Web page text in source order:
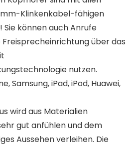
Klinkenkabel-fähigen
können auch Anrufe
über das
nutzen.
Samsung, iPad, iPod, Huawei,
wird aus Materialien
gut anfühlen und dem
Aussehen verleihen. Die